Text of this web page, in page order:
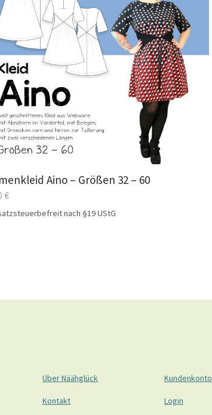
Aino – Größen 32 – 60
€
nach §19 UStG
Über Näähglück
Kontakt
Kundenkonto
Login